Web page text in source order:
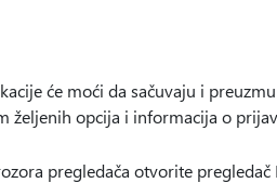
će moći da sačuvaju i
željenih opcija i informacija o
pregledača otvorite pregledač